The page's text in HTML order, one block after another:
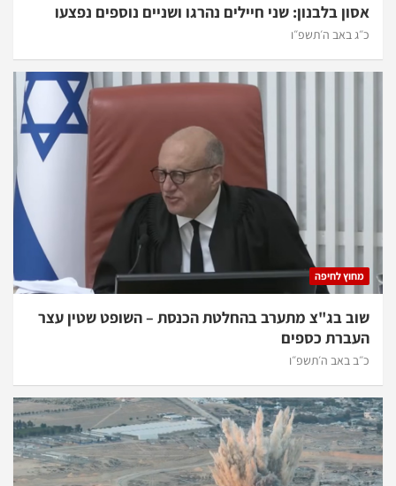
בלבנון: שני חיילים נהרגו ושניים נוספים נפצעו
באב ה׳תשפ״ו
לחיפה
בג"צ מתערב בהחלטת הכנסת – השופט שטין עצר
כספים
באב ה׳תשפ״ו